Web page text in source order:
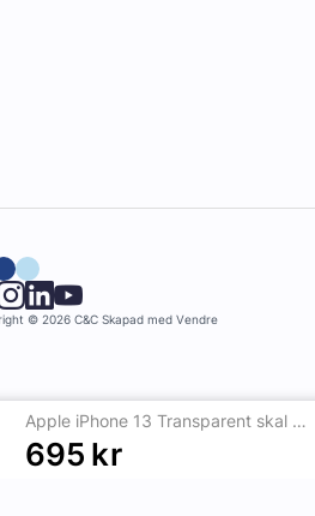
Apple iPhone 13 Transparent skal med MagSafe
695 kr
© 2026 C&C Skapad med Vendre